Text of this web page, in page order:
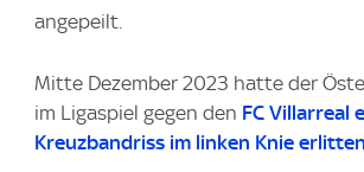
angepeilt.
Mitte Dezember 2023 hatte der
im Ligaspiel gegen den FC Villarreal
Kreuzbandriss im linken Knie